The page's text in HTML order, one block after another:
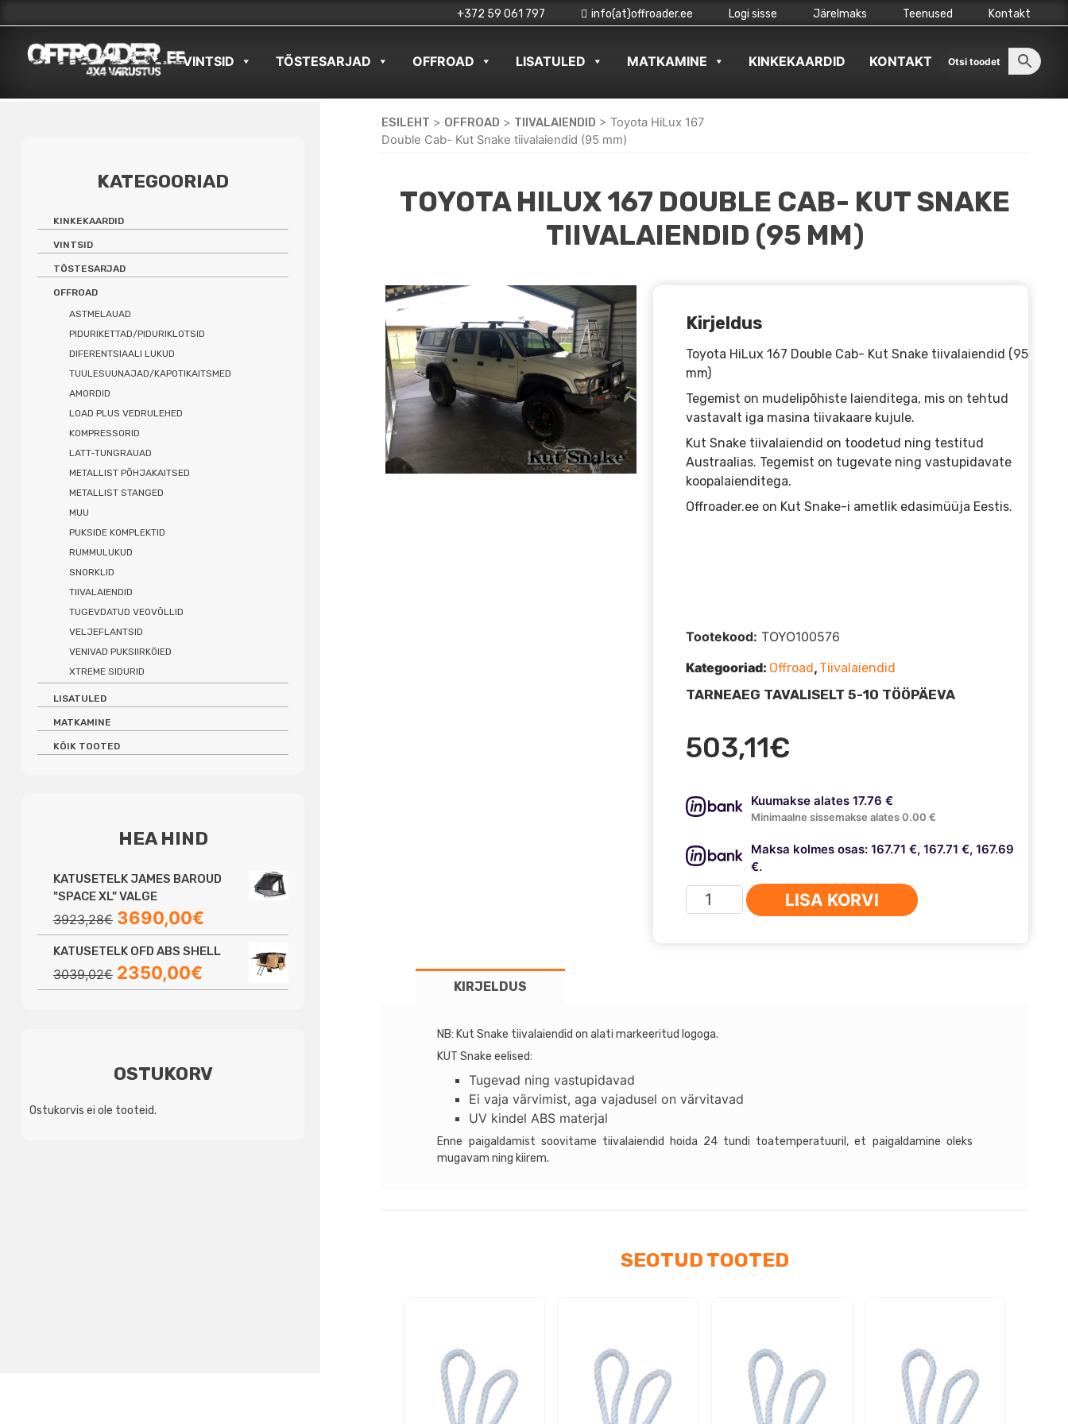
content
+372 59 061 797 info(at)offroader.ee Logi sisse Järelmaks Teenused Kontakt
VINTSID TÕSTESARJAD OFFROAD LISATULED MATKAMINE KINKEKAARDID KONTAKT
ESILEHT > OFFROAD > TIIVALAIENDID >Toyota HiLux 167
Double Cab- Kut Snake tiivalaiendid (95 mm)
TOYOTA HILUX 167 DOUBLE CAB- KUT SNAKE
TIIVALAIENDID (95 MM)
503,11€
Kirjeldus
Toyota HiLux 167 Double Cab- Kut Snake tiivalaiendid (95
mm)
Tegemist on mudelipõhiste laienditega, mis on tehtud
vastavalt iga masina tiivakaare kujule.
Kut Snake tiivalaiendid on toodetud ning testitud
Austraalias. Tegemist on tugevate ning vastupidavate
koopalaienditega.
Offroader.ee on Kut Snake-i ametlik edasimüüja Eestis.
Kuumakse alates 17.76 €
Minimaalne sissemakse alates 0.00 €
Maksa kolmes osas: 167.71 €, 167.71 €, 167.69
€.
Toyota
HiLux
(95
LISA KORVI
Tootekood: TOYO100576
Kategooriad: Offroad , Tiivalaiendid
TARNEAEG TAVALISELT 5-10 TÖÖPÄEVA
KIRJELDUS
NB: Kut Snake tiivalaiendid on alati markeeritud logoga.
KUT Snake eelised:
Tugevad ning vastupidavad
Ei vaja värvimist, aga vajadusel on värvitavad
UV kindel ABS materjal
Enne paigaldamist soovitame tiivalaiendid hoida 24 tundi toatemperatuuril, et paigaldamine oleks
mugavam ning kiirem.
SEOTUD TOOTED
KATEGOORIAD
KINKEKAARDID
VINTSID
TÕSTESARJAD
OFFROAD
ASTMELAUAD
PIDURIKETTAD/PIDURIKLOTSID
DIFERENTSIAALI LUKUD
TUULESUUNAJAD/KAPOTIKAITSMED
AMORDID
LOAD PLUS VEDRULEHED
KOMPRESSORID
LATT-TUNGRAUAD
METALLIST PÕHJAKAITSED
METALLIST STANGED
MUU
PUKSIDE KOMPLEKTID
RUMMULUKUD
SNORKLID
TIIVALAIENDID
TUGEVDATUD VEOVÕLLID
VELJEFLANTSID
VENIVAD PUKSIIRKÖIED
XTREME SIDURID
LISATULED
MATKAMINE
KÕIK TOOTED
HEA HIND
KATUSETELK JAMES BAROUD
"SPACE XL" VALGE
3923,28€ Algne
hind
oli:
3923,28€.
3690,00€Praegune
hind
on:
3690,00€.
KATUSETELK OFD ABS SHELL
3039,02€ Algne
hind
2350,00€Praegune
hind
OSTUKORV
Ostukorvis ei ole tooteid.